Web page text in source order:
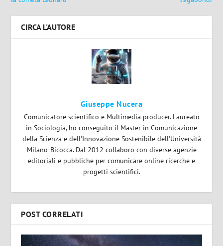
CIRCA L'AUTORE
Giuseppe Nucera
Comunicatore scientifico e Multimedia producer. Laureato
in Sociologia, ho conseguito il Master in Comunicazione
della Scienza e dell'Innovazione Sostenibile dell'Università
Milano-Bicocca. Dal 2012 collaboro con diverse agenzie
editoriali e pubbliche per comunicare online ricerche e
progetti scientifici.
POST CORRELATI